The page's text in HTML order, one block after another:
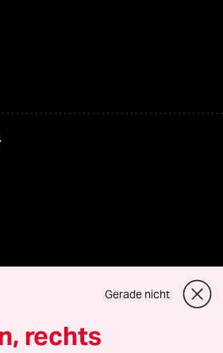
Gerade nicht
rechts